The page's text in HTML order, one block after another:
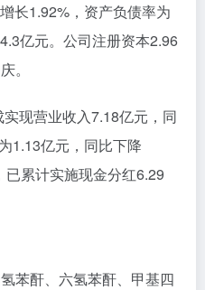
长1.92%，资产负债率为
亿元。公司注册资本2.96
。
现营业收入7.18亿元，同
1.13亿元，同比下降
累计实施现金分红6.29
苯酐、六氢苯酐、甲基四